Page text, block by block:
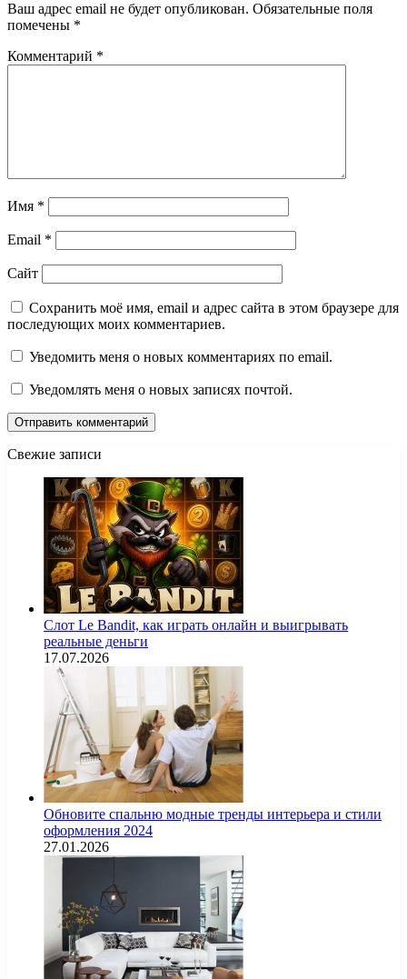
Ваш адрес email не будет опубликован. Обязательные поля
помечены *
Комментарий *
Имя *
Email *
Сайт
Сохранить моё имя, email и адрес сайта в этом браузере для
последующих моих комментариев.
Уведомить меня о новых комментариях по email.
Уведомлять меня о новых записях почтой.
Свежие записи
Слот Le Bandit, как играть онлайн и выигрывать
реальные деньги
17.07.2026
Обновите спальню модные тренды интерьера и стили
оформления 2024
27.01.2026